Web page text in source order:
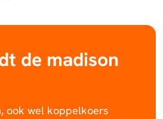
de madison
ook wel koppelkoers